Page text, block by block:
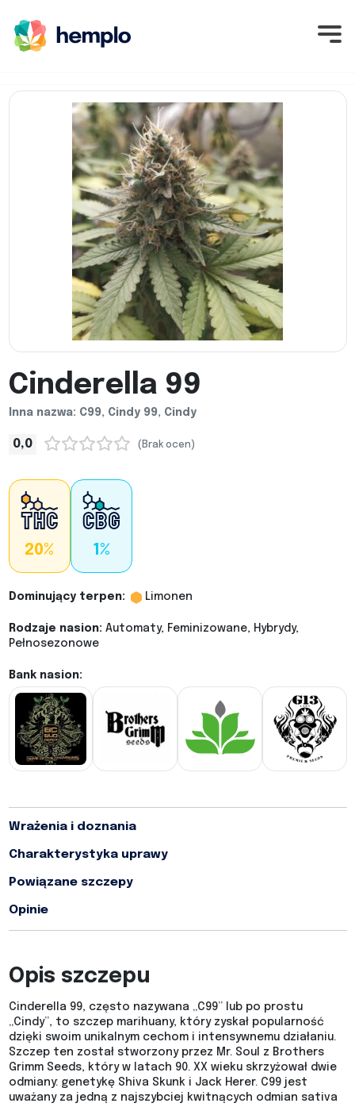
Cinderella 99
Inna nazwa: C99, Cindy 99, Cindy
0,0 (Brak ocen)
20% 1%
Dominujący terpen: Limonen
Rodzaje nasion: Automaty, Feminizowane, Hybrydy,
Pełnosezonowe
Bank nasion:
Wrażenia i doznania
Charakterystyka uprawy
Powiązane szczepy
Opinie
Opis szczepu
Cinderella 99, często nazywana „C99” lub po prostu
„Cindy”, to szczep marihuany, który zyskał popularność
dzięki swoim unikalnym cechom i intensywnemu działaniu.
Szczep ten został stworzony przez Mr. Soul z Brothers
Grimm Seeds, który w latach 90. XX wieku skrzyżował dwie
odmiany: genetykę Shiva Skunk i Jack Herer. C99 jest
uważany za jedną z najszybciej kwitnących odmian sativa